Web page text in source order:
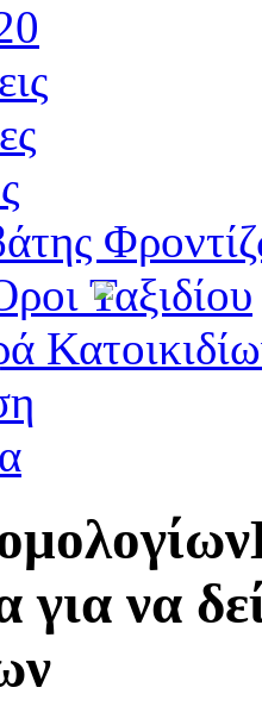
Ταξιδίου
για να